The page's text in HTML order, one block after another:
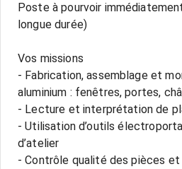
Poste à pourvoir
longue durée)
Vos missions
- Fabrication, assemblage et
aluminium : fenêtres, portes,
- Lecture et interprétation de
- Utilisation d’outils
d’atelier
- Contrôle qualité des pièces